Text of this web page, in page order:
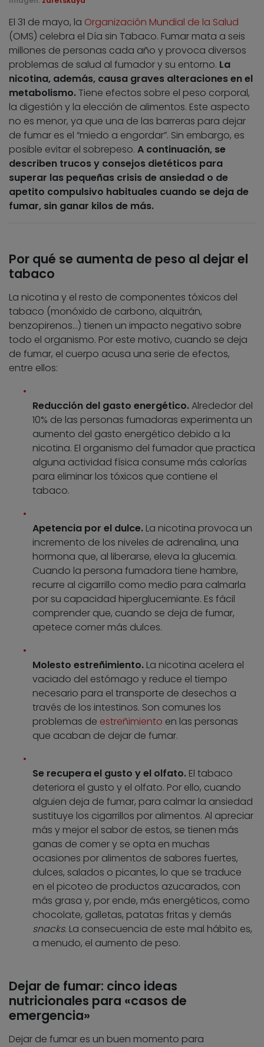
El 31 de mayo, la Organización Mundial de la Salud
(OMS) celebra el Día sin Tabaco. Fumar mata a seis
millones de personas cada año y provoca diversos
problemas de salud al fumador y su entorno. La
nicotina, además, causa graves alteraciones en el
metabolismo.Tiene efectos sobre el peso corporal,
la digestión y la elección de alimentos. Este aspecto
no es menor, ya que una de las barreras para dejar
de fumar es el “miedo a engordar”. Sin embargo, es
posible evitar el sobrepeso. A continuación, se
describen trucos y consejos dietéticos para
superar las pequeñas crisis de ansiedad o de
apetito compulsivo habituales cuando se deja de
fumar, sin ganar kilos de más.
Por qué se aumenta de peso al dejar el
tabaco
La nicotina y el resto de componentes tóxicos del
tabaco (monóxido de carbono, alquitrán,
benzopirenos…) tienen un impacto negativo sobre
todo el organismo. Por este motivo, cuando se deja
de fumar, el cuerpo acusa una serie de efectos,
entre ellos:
Reducción del gasto energético.Alrededor del
10% de las personas fumadoras experimenta un
aumento del gasto energético debido a la
nicotina. El organismo del fumador que practica
alguna actividad física consume más calorías
para eliminar los tóxicos que contiene el
tabaco.
Apetencia por el dulce. La nicotina provoca un
incremento de los niveles de adrenalina, una
hormona que, al liberarse, eleva la glucemia.
Cuando la persona fumadora tiene hambre,
recurre al cigarrillo como medio para calmarla
por su capacidad hiperglucemiante. Es fácil
comprender que, cuando se deja de fumar,
apetece comer más dulces.
Molesto estreñimiento. La nicotina acelera el
vaciado del estómago y reduce el tiempo
necesario para el transporte de desechos a
través de los intestinos. Son comunes los
problemas de estreñimiento en las personas
que acaban de dejar de fumar.
Se recupera el gusto y el olfato. El tabaco
deteriora el gusto y el olfato. Por ello, cuando
alguien deja de fumar, para calmar la ansiedad
sustituye los cigarrillos por alimentos. Al apreciar
más y mejor el sabor de estos, se tienen más
ganas de comer y se opta en muchas
ocasiones por alimentos de sabores fuertes,
dulces, salados o picantes, lo que se traduce
en el picoteo de productos azucarados, con
más grasa y, por ende, más energéticos, como
chocolate, galletas, patatas fritas y demás
snacks. La consecuencia de este mal hábito es,
a menudo, el aumento de peso.
Dejar de fumar: cinco ideas
nutricionales para «casos de
emergencia»
Dejar de fumar es un buen momento para